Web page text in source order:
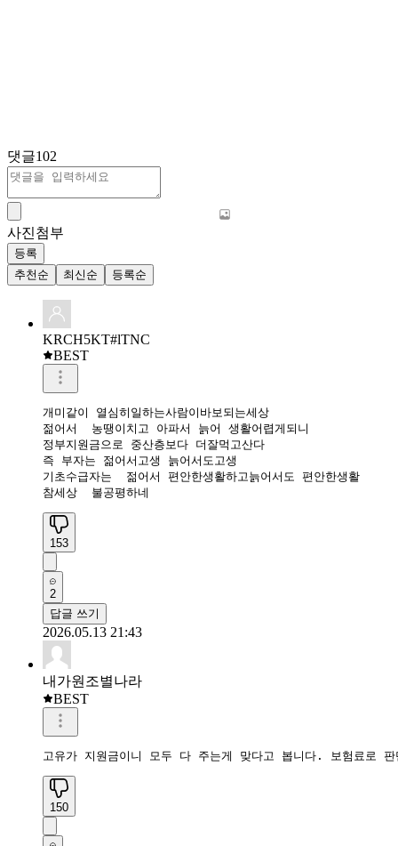
댓글102
사진첨부
등록
추천순
최신순 등록순
KRCH5KT#lTNC
BEST
개미같이 열심히일하는사람이바보되는세상
젊어서  농땡이치고 아파서 늙어 생활어렵게되니
정부지원금으로 중산층보다 더잘먹고산다
즉 부자는 젊어서고생 늙어서도고생
기초수급자는  젊어서 편안한생활하고늙어서도 편안한생활
참세상  불공평하네
153
2
답글 쓰기
2026.05.13 21:43
내가원조별나라
BEST
고유가 지원금이니 모두 다 주는게 맞다고 봅니다. 보험료로 판
150